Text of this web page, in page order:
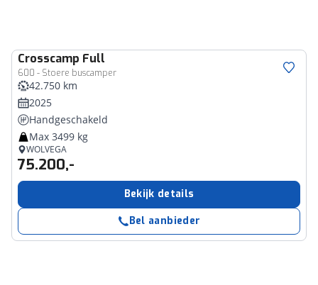
Crosscamp Full
600 - Stoere buscamper
42.750 km
2025
Handgeschakeld
Max 3499 kg
WOLVEGA
75.200,-
Bekijk details
Bel aanbieder